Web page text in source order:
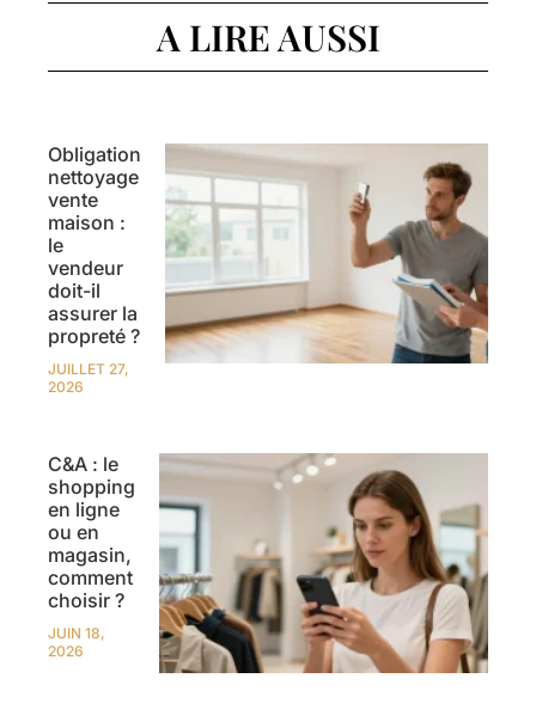
A LIRE AUSSI
Obligation
nettoyage
vente
maison :
le
vendeur
doit-il
assurer la
propreté ?
JUILLET 27,
2026
C&A : le
shopping
en ligne
ou en
magasin,
comment
choisir ?
JUIN 18,
2026